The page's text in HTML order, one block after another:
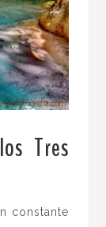
Tres
constante